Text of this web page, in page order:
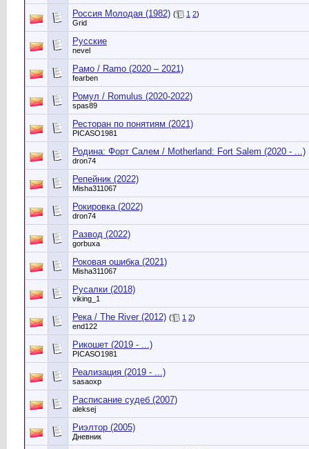
Россия Молодая (1982) ( 1 2)
Grid
Русские
nevel
Рамо / Ramo (2020 – 2021)
fearben
Ромул / Romulus (2020-2022)
spas89
Ресторан по понятиям (2021)
PICASO1981
Родина: Форт Салем / Motherland: Fort Salem (2020 - ...)
dron74
Репейник (2022)
Misha311067
Рокировка (2022)
dron74
Развод (2022)
gorbuxa
Роковая ошибка (2021)
Misha311067
Русалки (2018)
viking_1
Река / The River (2012) ( 1 2)
end122
Рикошет (2019 - ...)
PICASO1981
Реализация (2019 - ...)
sasaoxp
Расписание судеб (2007)
aleksej
Риэлтор (2005)
Дневник